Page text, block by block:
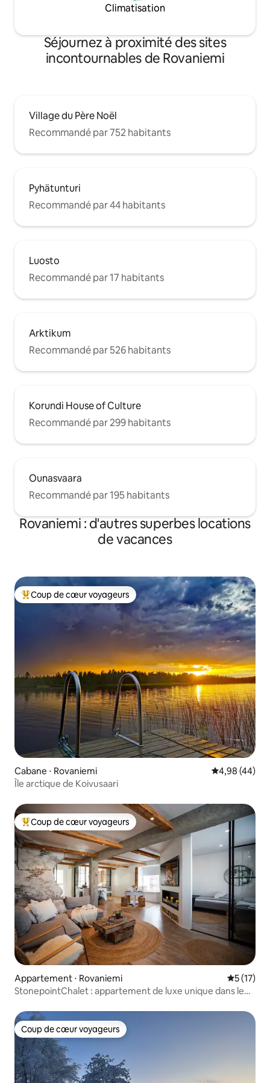
Climatisation
Séjournez à proximité des sites
incontournables de Rovaniemi
Village du Père Noël
Recommandé par 752 habitants
Pyhätunturi
Recommandé par 44 habitants
Luosto
Recommandé par 17 habitants
Arktikum
Recommandé par 526 habitants
Korundi House of Culture
Recommandé par 299 habitants
Ounasvaara
Recommandé par 195 habitants
Rovaniemi : d'autres superbes locations
de vacances
Coups de cœur voyageurs les plus appréciés
Coup de cœur voyageurs
Cabane ⋅ Rovaniemi Évaluation
4,98 (44)
Île arctique de Koivusaari
Coups de cœur voyageurs les plus appréciés
Coup de cœur voyageurs
Appartement ⋅ Rovaniemi
5 (17)
StonepointChalet : appartement de luxe unique dans le
Coup de cœur voyageurs
Coup de cœur voyageurs